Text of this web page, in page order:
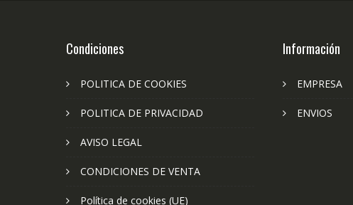
Condiciones
POLITICA DE COOKIES
POLITICA DE PRIVACIDAD
AVISO LEGAL
CONDICIONES DE VENTA
Política de cookies (UE)
Información
EMPRESA
ENVIOS